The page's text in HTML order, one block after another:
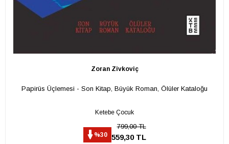
Zoran Zivkoviç
Papirüs Üçlemesi - Son Kitap, Büyük Roman, Ölüler Kataloğu
Ketebe Çocuk
%30
799,00 TL
559,30 TL